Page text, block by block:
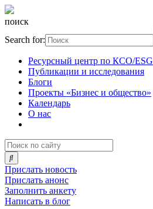
поиск
Search for:
Ресурсный центр по КСО/ESG
Публикации и исследования
Блоги
Проекты «Бизнес и общество»
Календарь
О нас
Прислать новость
Прислать анонс
Заполнить анкету
Написать в блог